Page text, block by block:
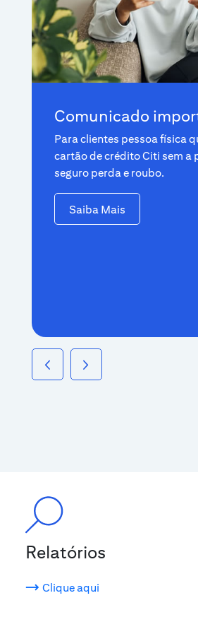
Comunicado
Para clientes pessoa física
cartão de crédito Citi sem a
seguro perda e roubo.
Saiba Mais
Relatórios
Clique aqui